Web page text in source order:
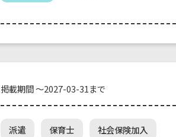
掲載期間 ～2027-03-31まで
派遣 保育士 社会保険加入